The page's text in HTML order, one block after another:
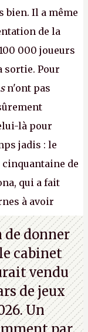
bien. Il a même
de la
000 joueurs
sortie. Pour
n'ont pas
là pour
jadis : le
de
qui a fait
à avoir
la direction
de donner
cabinet
vendu
de jeux
Un